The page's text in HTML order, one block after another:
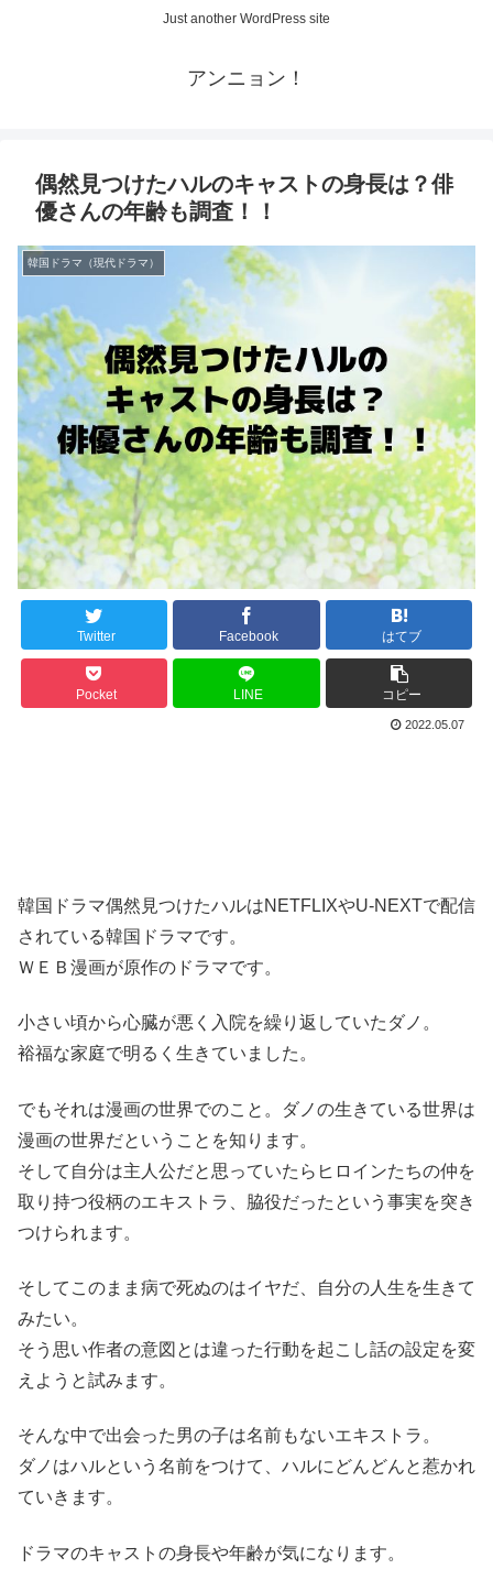
Just another WordPress site
アンニョン！
偶然見つけたハルのキャストの身長は？俳
優さんの年齢も調査！！
韓国ドラマ（現代ドラマ）
Twitter Facebook はてブ
Pocket LINE コピー
2022.05.07
韓国ドラマ偶然見つけたハルはNETFLIXやU-NEXTで配信
されている韓国ドラマです。
ＷＥＢ漫画が原作のドラマです。
小さい頃から心臓が悪く入院を繰り返していたダノ。
裕福な家庭で明るく生きていました。
でもそれは漫画の世界でのこと。ダノの生きている世界は
漫画の世界だということを知ります。
そして自分は主人公だと思っていたらヒロインたちの仲を
取り持つ役柄のエキストラ、脇役だったという事実を突き
つけられます。
そしてこのまま病で死ぬのはイヤだ、自分の人生を生きて
みたい。
そう思い作者の意図とは違った行動を起こし話の設定を変
えようと試みます。
そんな中で出会った男の子は名前もないエキストラ。
ダノはハルという名前をつけて、ハルにどんどんと惹かれ
ていきます。
ドラマのキャストの身長や年齢が気になります。